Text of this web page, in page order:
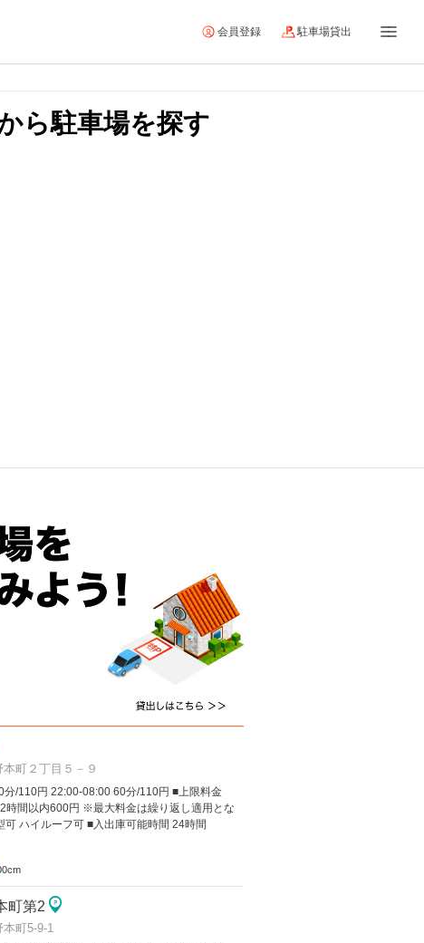
会員登録 駐車場貸出
ら駐車場を探す
町２丁目５－９
/110円 22:00-08:00 60分/110円 ■上限料金
時間以内600円 ※最大料金は繰り返し適用とな
可 ハイルーフ可 ■入出庫可能時間 24時間
町第2
町5-9-1